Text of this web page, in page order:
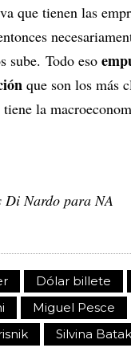
que tienen las
sube. Todo eso
que son los más
la
Nardo para NA
Dólar billete
Miguel Pesce
Silvina